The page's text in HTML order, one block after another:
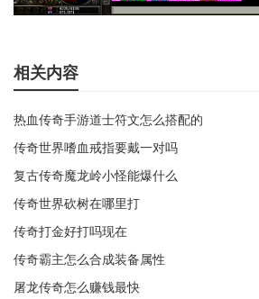
相关内容
热血传奇手游道士符文怎么搭配的
传奇世界嗜血戒指要戴一对吗
复古传奇魔龙岭小怪能爆什么
传奇世界砍树在哪里打
传奇打金好打吗现在
传奇霸主怎么合成装备属性
屠龙传奇怎么赚钱最快